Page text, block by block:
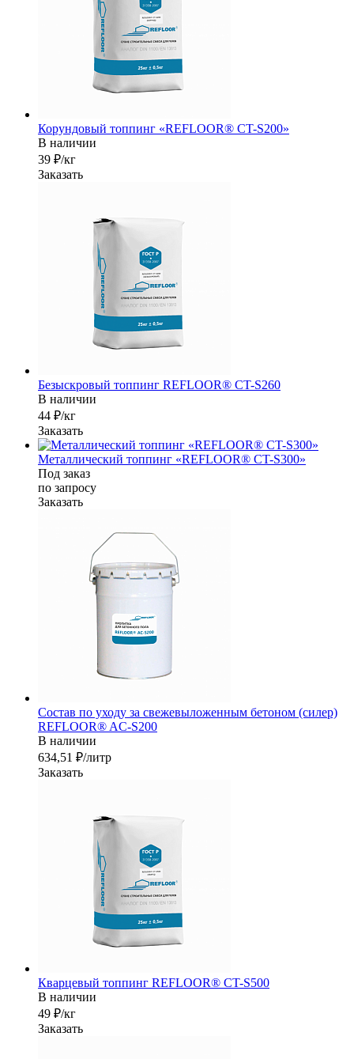
Корундовый топпинг «REFLOOR® CT-S200»
В наличии
39 ₽/кг
Заказать
Безыскровый топпинг REFLOOR® CT-S260
В наличии
44 ₽/кг
Заказать
Металлический топпинг «REFLOOR® CT-S300»
Под заказ
по запросу
Заказать
Состав по уходу за свежевыложенным бетоном (силер)
REFLOOR® AC-S200
В наличии
634,51 ₽/литр
Заказать
Кварцевый топпинг REFLOOR® CT-S500
В наличии
49 ₽/кг
Заказать